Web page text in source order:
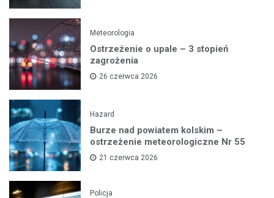
Meteorologia
Ostrzeżenie o upale – 3 stopień
zagrożenia
26 czerwca 2026
Hazard
Burze nad powiatem kolskim –
ostrzeżenie meteorologiczne Nr 55
21 czerwca 2026
Policja